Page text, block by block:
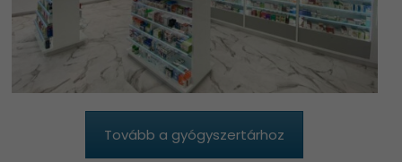
Tovább a gyógyszertárhoz